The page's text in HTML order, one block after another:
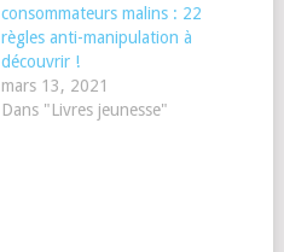
consommateurs malins : 22
règles anti-manipulation à
découvrir !
mars 13, 2021
Dans "Livres jeunesse"